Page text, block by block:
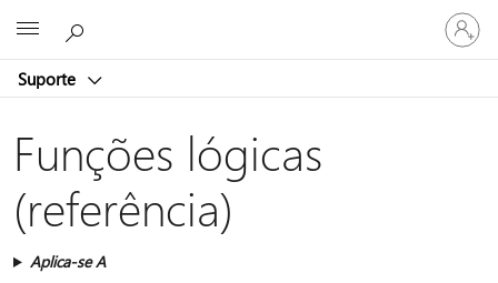
Suporte
Iniciar
sessão
na
Funções lógicas
(referência)
Aplica-se A